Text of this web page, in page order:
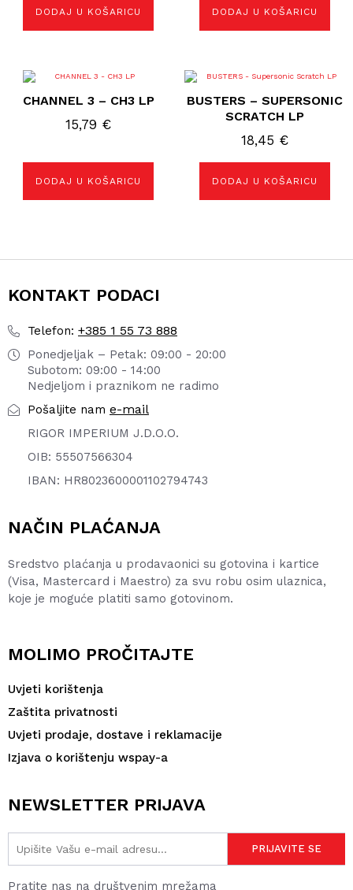
DODAJ U KOŠARICU DODAJ U KOŠARICU
CHANNEL 3 – CH3 LP
15,79 €
DODAJ U KOŠARICU
BUSTERS – SUPERSONIC
SCRATCH LP
18,45 €
DODAJ U KOŠARICU
KONTAKT PODACI
Telefon: +385 1 55 73 888
Ponedjeljak – Petak: 09:00 - 20:00
Subotom: 09:00 - 14:00
Nedjeljom i praznikom ne radimo
Pošaljite nam e-mail
RIGOR IMPERIUM J.D.O.O.
OIB: 55507566304
IBAN: HR8023600001102794743
NAČIN PLAĆANJA
Sredstvo plaćanja u prodavaonici su gotovina i kartice
(Visa, Mastercard i Maestro) za svu robu osim ulaznica,
koje je moguće platiti samo gotovinom.
MOLIMO PROČITAJTE
Uvjeti korištenja
Zaštita privatnosti
Uvjeti prodaje, dostave i reklamacije
Izjava o korištenju wspay-a
NEWSLETTER PRIJAVA
Pratite nas na društvenim mrežama